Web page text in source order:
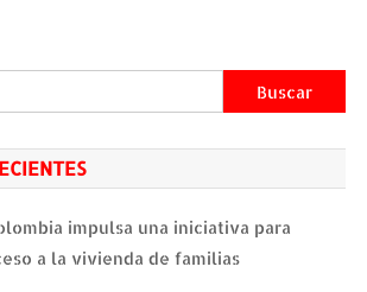
Buscar:
impulsa una iniciativa para
a la vivienda de familias